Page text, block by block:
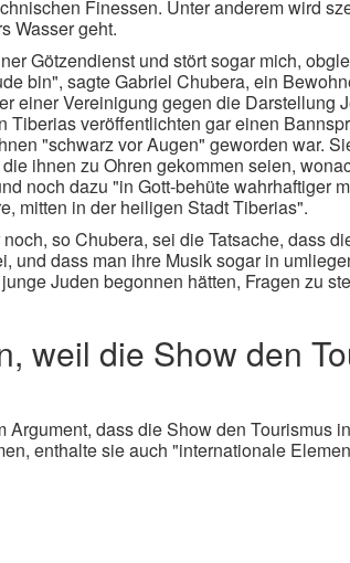
Finessen. Unter anderem wird
Wasser geht.
Götzendienst und stört sogar mich,
bin", sagte Gabriel Chubera, ein
einer Vereinigung gegen die Darstellung
Tiberias veröffentlichten gar einen
"schwarz vor Augen" geworden war.
ihnen zu Ohren gekommen seien,
noch dazu "in Gott-behüte wahrhaftiger
mitten in der heiligen Stadt Tiberias".
so Chubera, sei die Tatsache, dass
und dass man ihre Musik sogar in
Juden begonnen hätten, Fragen zu
weil die Show den
dass die Show den Tourismus
enthalte sie auch "internationale